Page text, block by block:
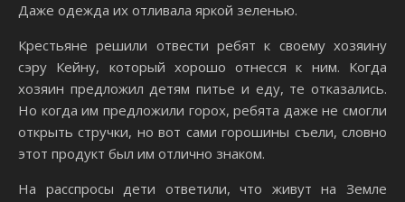
Даже одежда их отливала яркой зеленью.
Крестьяне решили отвести ребят к своему хозяину
сэру Кейну, который хорошо отнесся к ним. Когда
хозяин предложил детям питье и еду, те отказались.
Но когда им предложили горох, ребята даже не смогли
открыть стручки, но вот сами горошины съели, словно
этот продукт был им отлично знаком.
На расспросы дети ответили, что живут на Земле